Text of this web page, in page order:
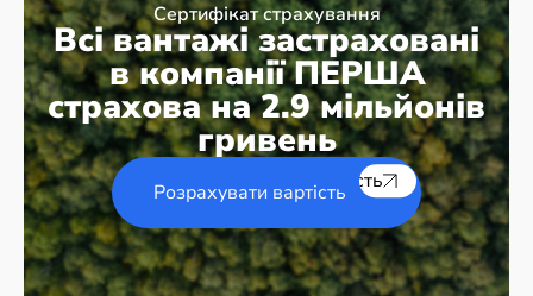
Сертифікат страхування
Всі вантажі застраховані
в компанії ПЕРША
страхова на 2.9 мільйонів
гривень
Розрахувати вартість
Розрахувати вартість